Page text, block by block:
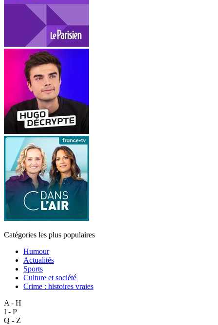
Catégories les plus populaires
Humour
Actualités
Sports
Culture et société
Crime : histoires vraies
A - H
I - P
Q - Z